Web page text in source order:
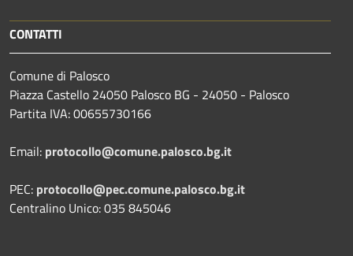
CONTATTI
Comune di Palosco
Piazza Castello 24050 Palosco BG - 24050 - Palosco
Partita IVA: 00655730166
Email: protocollo@comune.palosco.bg.it
PEC: protocollo@pec.comune.palosco.bg.it
Centralino Unico: 035 845046